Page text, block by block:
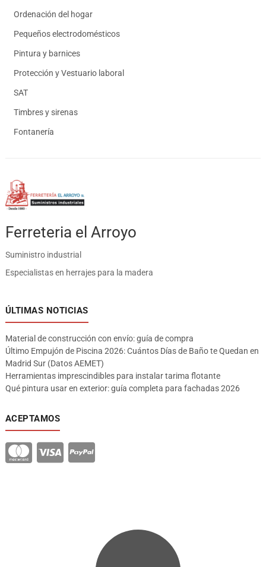
Ordenación del hogar
Pequeños electrodomésticos
Pintura y barnices
Protección y Vestuario laboral
SAT
Timbres y sirenas
Fontanería
Ferreteria el Arroyo
Suministro industrial
Especialistas en herrajes para la madera
ÚLTIMAS NOTICIAS
Material de construcción con envío: guía de compra
Último Empujón de Piscina 2026: Cuántos Días de Baño te Quedan en
Madrid Sur (Datos AEMET)
Herramientas imprescindibles para instalar tarima flotante
Qué pintura usar en exterior: guía completa para fachadas 2026
ACEPTAMOS